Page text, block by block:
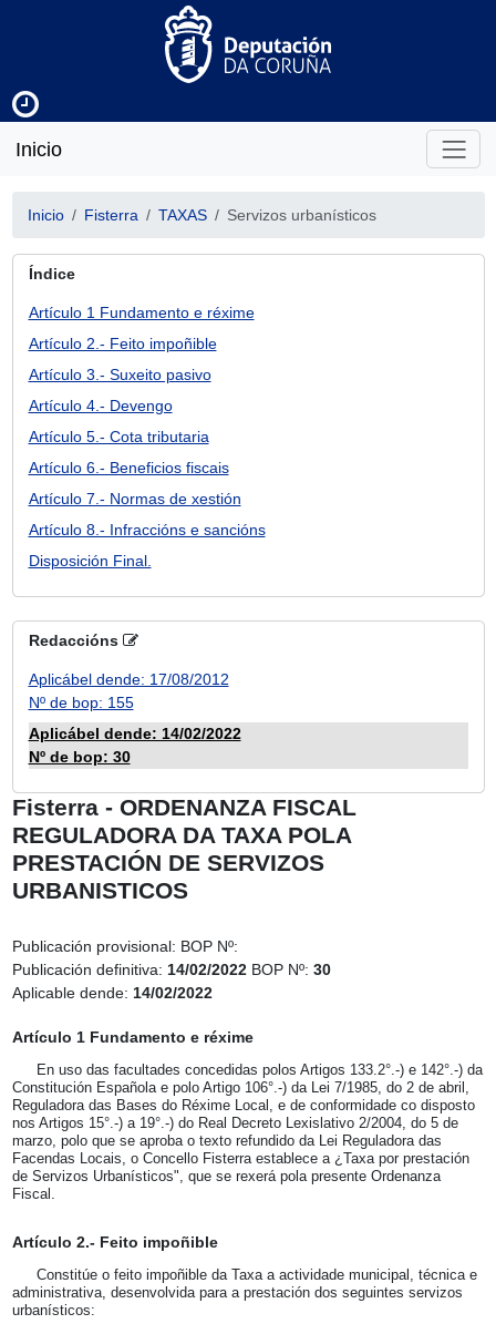
Inicio
Inicio Fisterra TAXAS Servizos urbanísticos
Índice
Artículo 1 Fundamento e réxime
Artículo 2.- Feito impoñible
Artículo 3.- Suxeito pasivo
Artículo 4.- Devengo
Artículo 5.- Cota tributaria
Artículo 6.- Beneficios fiscais
Artículo 7.- Normas de xestión
Artículo 8.- Infraccións e sancións
Disposición Final.
Redaccións
Aplicábel dende: 17/08/2012
Nº de bop: 155
Aplicábel dende: 14/02/2022
Nº de bop: 30
Fisterra - ORDENANZA FISCAL
REGULADORA DA TAXA POLA
PRESTACIÓN DE SERVIZOS
URBANISTICOS
Publicación provisional: BOP Nº:
Publicación definitiva: 14/02/2022 BOP Nº: 30
Aplicable dende: 14/02/2022
Artículo 1 Fundamento e réxime
En uso das facultades concedidas polos Artigos 133.2°.-) e 142°.-) da
Constitución Española e polo Artigo 106°.-) da Lei 7/1985, do 2 de abril,
Reguladora das Bases do Réxime Local, e de conformidade co disposto
nos Artigos 15°.-) a 19°.-) do Real Decreto Lexislativo 2/2004, do 5 de
marzo, polo que se aproba o texto refundido da Lei Reguladora das
Facendas Locais, o Concello Fisterra establece a ¿Taxa por prestación
de Servizos Urbanísticos", que se rexerá pola presente Ordenanza
Fiscal.
Artículo 2.- Feito impoñible
Constitúe o feito impoñible da Taxa a actividade municipal, técnica e
administrativa, desenvolvida para a prestación dos seguintes servizos
urbanísticos: